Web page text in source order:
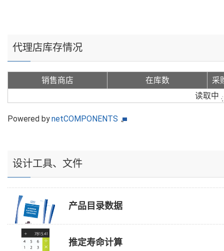
代理店库存情况
销售商店 在库数
采
读取中
Powered bynetCOMPONENTS
设计工具、文件
产品目录数据
推定寿命计算